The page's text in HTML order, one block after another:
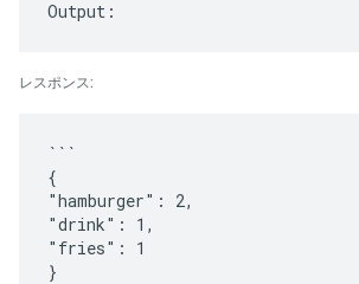
レスポンス:
```
{
"hamburger": 2,
"drink": 1,
"fries": 1
}